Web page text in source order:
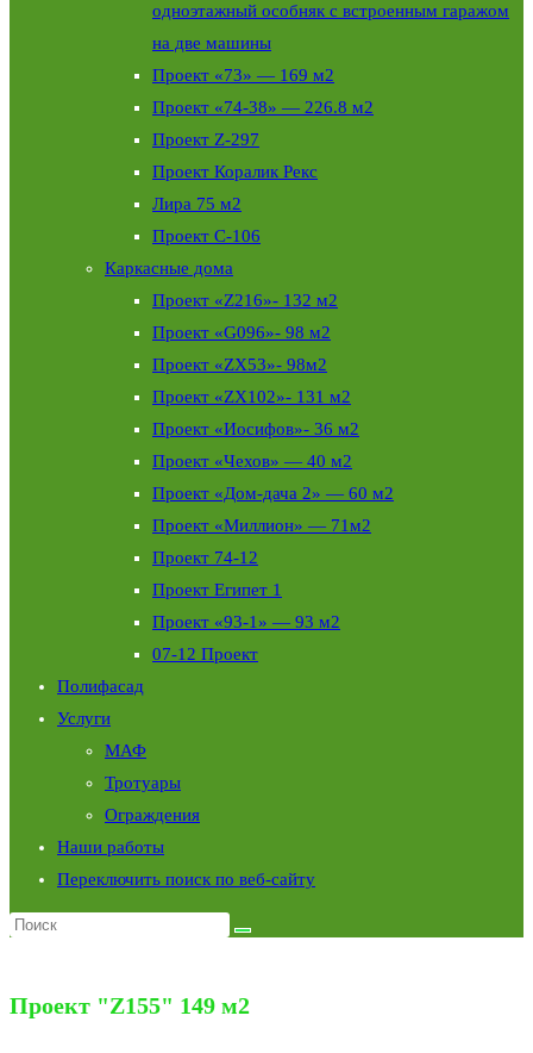
одноэтажный особняк с встроенным гаражом
на две машины
Проект «73» — 169 м2
Проект «74-38» — 226.8 м2
Проект Z-297
Проект Коралик Рекс
Лира 75 м2
Проект С-106
Каркасные дома
Проект «Z216»- 132 м2
Проект «G096»- 98 м2
Проект «ZX53»- 98м2
Проект «ZX102»- 131 м2
Проект «Иосифов»- 36 м2
Проект «Чехов» — 40 м2
Проект «Дом-дача 2» — 60 м2
Проект «Миллион» — 71м2
Проект 74-12
Проект Египет 1
Проект «93-1» — 93 м2
07-12 Проект
Полифасад
Услуги
МАФ
Тротуары
Ограждения
Наши работы
Переключить поиск по веб-сайту
Проект "Z155" 149 м2